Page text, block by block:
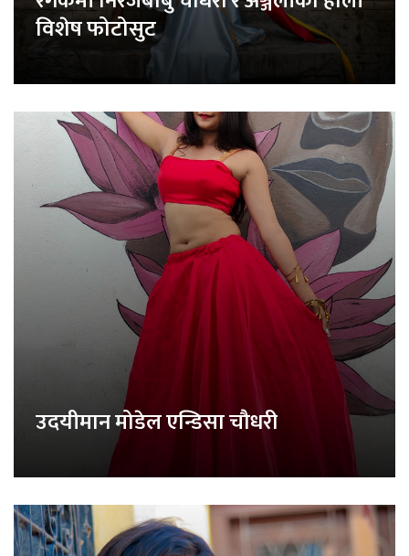
विशेष फोटोसुट
उदयीमान मोडेल एन्डिसा चौधरी